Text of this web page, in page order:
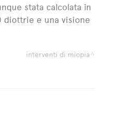
stata calcolata in
diottrie e una visione
interventi di miopia